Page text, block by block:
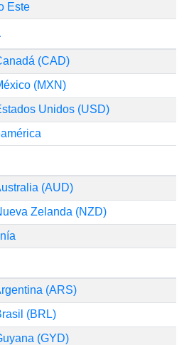
Este
(CAD)
(MXN)
Unidos (USD)
(AUD)
Zelanda (NZD)
(ARS)
(BRL)
(GYD)